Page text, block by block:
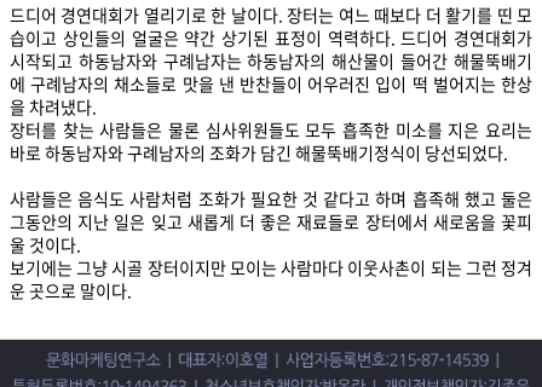
드디어 경연대회가 열리기로 한 날이다. 장터는 여느 때보다 더 활기를 띤 모
습이고 상인들의 얼굴은 약간 상기된 표정이 역력하다. 드디어 경연대회가
시작되고 하동남자와 구례남자는 하동남자의 해산물이 들어간 해물뚝배기
에 구례남자의 채소들로 맛을 낸 반찬들이 어우러진 입이 떡 벌어지는 한상
을 차려냈다.
장터를 찾는 사람들은 물론 심사위원들도 모두 흡족한 미소를 지은 요리는
바로 하동남자와 구례남자의 조화가 담긴 해물뚝배기정식이 당선되었다.
사람들은 음식도 사람처럼 조화가 필요한 것 같다고 하며 흡족해 했고 둘은
그동안의 지난 일은 잊고 새롭게 더 좋은 재료들로 장터에서 새로움을 꽃피
울 것이다.
보기에는 그냥 시골 장터이지만 모이는 사람마다 이웃사촌이 되는 그런 정겨
운 곳으로 말이다.